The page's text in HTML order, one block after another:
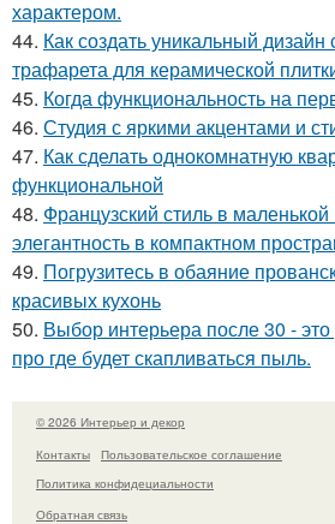
характером.
44. Как создать уникальный
трафарета для керамической
45. Когда функциональность на
46. Студия с яркими акцентами и
47. Как сделать однокомнатную
функциональной
48. Французский стиль в маленькой
элегантность в компактном
49. Погрузитесь в обаяние
красивых кухонь
50. Выбор интерьера после 30 -
про где будет скапливаться пыль.
© 2026 Интерьер и декор
Контакты
Пользовательское соглашение
Политика конфидециальности
Обратная связь